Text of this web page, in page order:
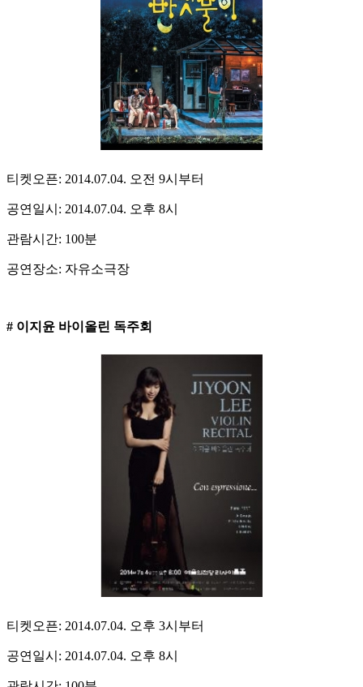
티켓오픈: 2014.07.04. 오전 9시부터
공연일시: 2014.07.04. 오후 8시
관람시간: 100분
공연장소: 자유소극장
# 이지윤 바이올린 독주회
티켓오픈: 2014.07.04. 오후 3시부터
공연일시: 2014.07.04. 오후 8시